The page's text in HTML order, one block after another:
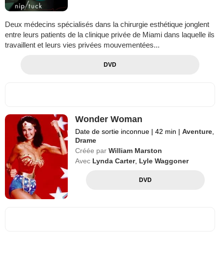
Deux médecins spécialisés dans la chirurgie esthétique jonglent
entre leurs patients de la clinique privée de Miami dans laquelle ils
travaillent et leurs vies privées mouvementées...
DVD
Wonder Woman
Date de sortie inconnue | 42 min | Aventure
Drame
Créée par William Marston
Avec Lynda Carter, Lyle Waggoner
DVD